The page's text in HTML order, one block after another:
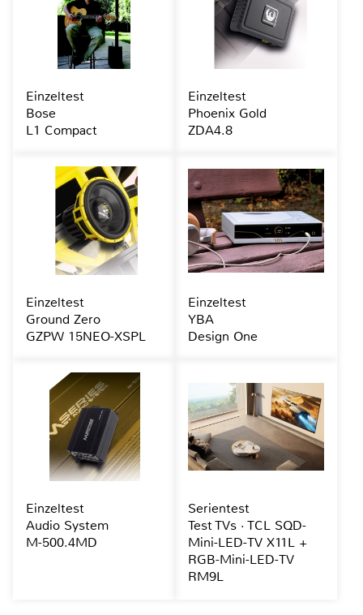
Einzeltest
Bose
L1 Compact
Einzeltest
Phoenix Gold
ZDA4.8
Einzeltest
Ground Zero
GZPW 15NEO-XSPL
Einzeltest
YBA
Design One
Einzeltest
Audio System
M-500.4MD
Serientest
Test TVs · TCL SQD-
Mini-LED-TV X11L +
RGB-Mini-LED-TV
RM9L